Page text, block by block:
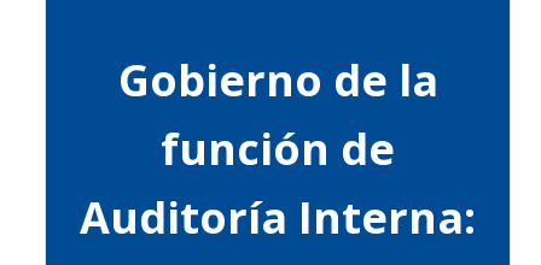
Gobierno de la
función de
Auditoría Interna: